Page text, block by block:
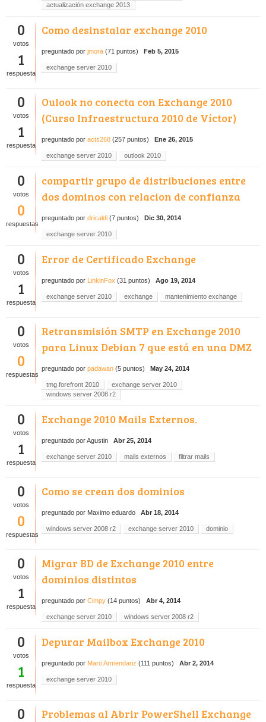
actualización exchange 2013
0
votos
1
respuesta
Como desinstalar exchange 2010
preguntado por jmora (71 puntos) Feb 5, 2015
exchange server 2010
0
votos
1
respuesta
Oulook no conecta con Exchange 2010
(Curso Infraestructura 2010 de Víctor)
preguntado por acts268 (257 puntos) Ene 26, 2015
exchange server 2010 outlook 2010
0
votos
0
respuestas
compartir grupo de distribuciones entre
dos dominos con relacion de confianza
preguntado por dricaldi (7 puntos) Dic 30, 2014
exchange server 2010
0
votos
1
respuesta
Error de Certificado Exchange
preguntado por LinkinFox (31 puntos) Ago 19, 2014
exchange server 2010 exchange mantenimiento exchange
0
votos
0
respuestas
Retransmisión SMTP en Exchange 2010
para Linux Debian 7 que está en una DMZ
preguntado por padawan (5 puntos) May 24, 2014
tmg forefront 2010
exchange server 2010
windows server 2008 r2
0
votos
1
respuesta
Exchange 2010 Mails Externos.
preguntado porAgustin Abr 25, 2014
exchange server 2010 mails externos filtrar mails
0
votos
0
respuestas
Como se crean dos dominios
preguntado por Maximo eduardo Abr 18, 2014
windows server 2008 r2 exchange server 2010 dominio
0
votos
1
respuesta
Migrar BD de Exchange 2010 entre
dominios distintos
preguntado por Cimpy (14 puntos) Abr 4, 2014
exchange server 2010 windows server 2008 r2
0
votos
1
respuesta
Depurar Mailbox Exchange 2010
preguntado por Maro Armendariz (111 puntos) Abr 2, 2014
exchange server 2010
0 Problemas al Abrir PowerShell Exchange